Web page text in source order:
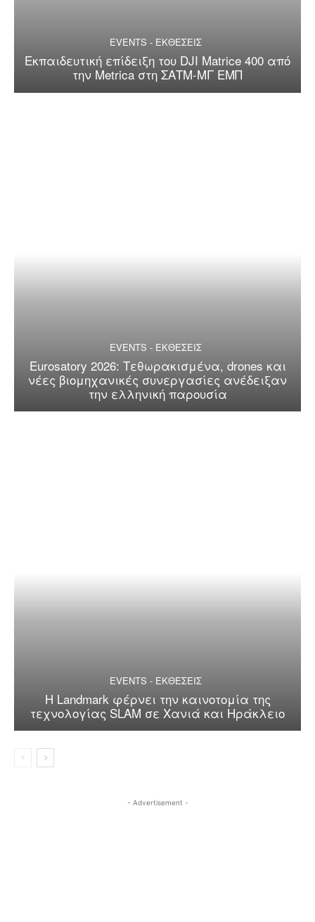
EVENTS - ΕΚΘΕΣΕΙΣ
Εκπαιδευτική επίδειξη του DJI Matrice 400 από
την Metrica στη ΣΑΤΜ-ΜΓ ΕΜΠ
EVENTS - ΕΚΘΕΣΕΙΣ
Eurosatory 2026: Τεθωρακισμένα, drones και
νέες βιομηχανικές συνεργασίες ανέδειξαν
την ελληνική παρουσία
EVENTS - ΕΚΘΕΣΕΙΣ
Η Landmark φέρνει την καινοτομία της
τεχνολογίας SLAM σε Χανιά και Ηράκλειο
- Advertisement -